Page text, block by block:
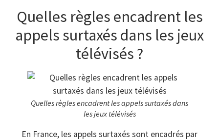
Quelles règles encadrent les
appels surtaxés dans les jeux
télévisés ?
Quelles règles encadrent les appels surtaxés dans
les jeux télévisés
En France, les appels surtaxés sont encadrés par